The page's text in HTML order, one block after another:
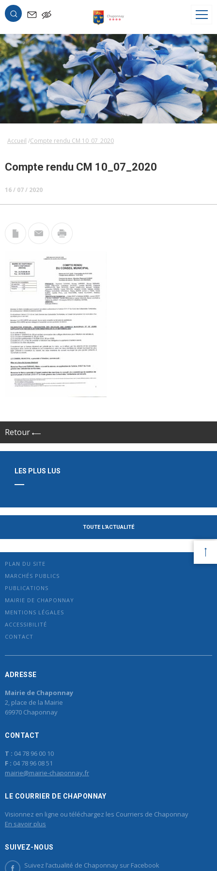
OK
Accueil Compte rendu CM 10_07_2020
Compte rendu CM 10_07_2020
16 / 07 / 2020
Retour
LES PLUS LUS
TOUTE L'ACTUALITÉ
PLAN DU SITE
MARCHÉS PUBLICS
PUBLICATIONS
MAIRIE DE CHAPONNAY
MENTIONS LÉGALES
ACCESSIBILITÉ
CONTACT
ADRESSE
Mairie de Chaponnay
2, place de la Mairie
69970 Chaponnay
CONTACT
T : 04 78 96 00 10
F : 04 78 96 08 51
mairie@mairie-chaponnay.fr
LE COURRIER DE CHAPONNAY
Visionnez en ligne ou téléchargez les Courriers de Chaponnay
En savoir plus
SUIVEZ-NOUS
Suivez l’actualité de Chaponnay sur Facebook